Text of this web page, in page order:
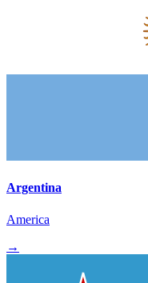
Argentina
America
→